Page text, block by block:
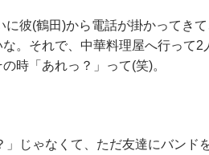
に彼(鶴田)から電話が掛かってき
。それで、中華料理屋へ行って
時「あれっ？」って(笑)。
」じゃなくて、ただ友達にバンド